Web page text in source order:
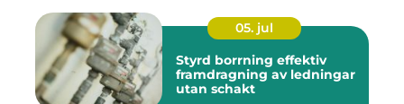
05. jul
Styrd borrning effektiv
framdragning av ledningar
utan schakt